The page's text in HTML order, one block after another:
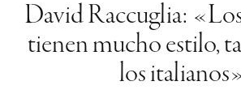
David Raccuglia:
tienen mucho estilo,
los